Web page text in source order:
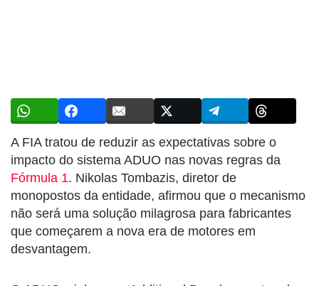
A FIA tratou de reduzir as expectativas sobre o
impacto do sistema ADUO nas novas regras da
Fórmula 1. Nikolas Tombazis, diretor de
monopostos da entidade, afirmou que o mecanismo
não será uma solução milagrosa para fabricantes
que começarem a nova era de motores em
desvantagem.